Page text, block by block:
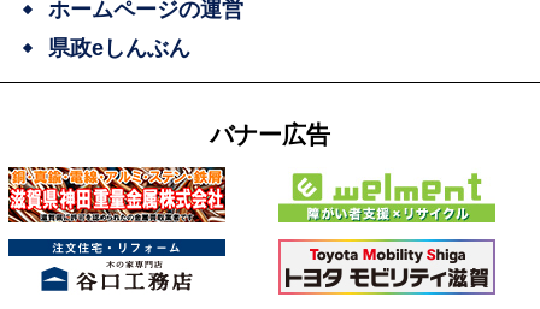
ホームページの運営
県政eしんぶん
バナー広告